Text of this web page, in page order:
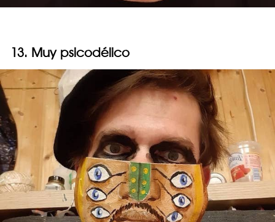
13. Muy psicodélico